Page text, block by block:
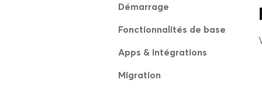
Démarrage
Fonctionnalités de base
Apps & intégrations
Migration